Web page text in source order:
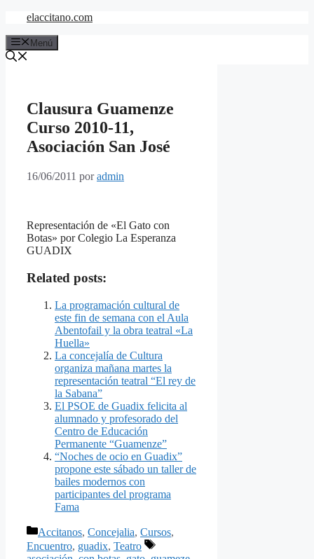
Saltar
contenido
elaccitano.com
Menú
Clausura Guamenze
Curso 2010-11,
Asociación San José
16/06/2011 poradmin
Representación de «El Gato con
Botas» por Colegio La Esperanza
GUADIX
Related posts:
La programación cultural de
este fin de semana con el Aula
Abentofail y la obra teatral «La
Huella»
La concejalía de Cultura
organiza mañana martes la
representación teatral “El rey de
la Sabana”
El PSOE de Guadix felicita al
alumnado y profesorado del
Centro de Educación
Permanente “Guamenze”
“Noches de ocio en Guadix”
propone este sábado un taller de
bailes modernos con
participantes del programa
Fama
Categorías
Accitanos, Concejalia, Cursos,
Encuentro, guadix, Teatro
Etiquetas